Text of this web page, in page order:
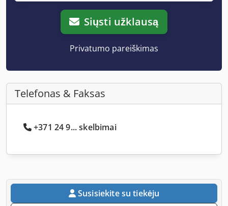
Siųsti užklausą
Privatumo pareiškimas
Telefonas & Faksas
+371 24 9... skelbimai
Susisiekite su tiekėju